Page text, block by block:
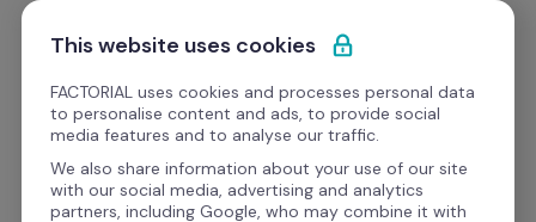
Ir al contenido
Empieza gratis
Formato
Operaciones Reclutamiento y Selección
This website uses cookies
FACTORIAL uses cookies and processes personal data
to personalise content and ads, to provide social
media features and to analyse our traffic.
We also share information about your use of our site
with our social media, advertising and analytics
partners, including Google, who may combine it with